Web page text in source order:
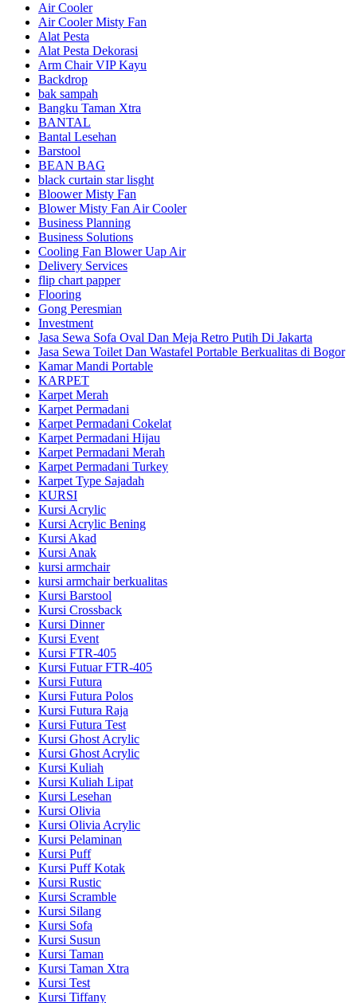
Air Cooler
Air Cooler Misty Fan
Alat Pesta
Alat Pesta Dekorasi
Arm Chair VIP Kayu
Backdrop
bak sampah
Bangku Taman Xtra
BANTAL
Bantal Lesehan
Barstool
BEAN BAG
black curtain star lisght
Bloower Misty Fan
Blower Misty Fan Air Cooler
Business Planning
Business Solutions
Cooling Fan Blower Uap Air
Delivery Services
flip chart papper
Flooring
Gong Peresmian
Investment
Jasa Sewa Sofa Oval Dan Meja Retro Putih Di Jakarta
Jasa Sewa Toilet Dan Wastafel Portable Berkualitas di Bogor
Kamar Mandi Portable
KARPET
Karpet Merah
Karpet Permadani
Karpet Permadani Cokelat
Karpet Permadani Hijau
Karpet Permadani Merah
Karpet Permadani Turkey
Karpet Type Sajadah
KURSI
Kursi Acrylic
Kursi Acrylic Bening
Kursi Akad
Kursi Anak
kursi armchair
kursi armchair berkualitas
Kursi Barstool
Kursi Crossback
Kursi Dinner
Kursi Event
Kursi FTR-405
Kursi Futuar FTR-405
Kursi Futura
Kursi Futura Polos
Kursi Futura Raja
Kursi Futura Test
Kursi Ghost Acrylic
Kursi Ghost Acrylic
Kursi Kuliah
Kursi Kuliah Lipat
Kursi Lesehan
Kursi Olivia
Kursi Olivia Acrylic
Kursi Pelaminan
Kursi Puff
Kursi Puff Kotak
Kursi Rustic
Kursi Scramble
Kursi Silang
Kursi Sofa
Kursi Susun
Kursi Taman
Kursi Taman Xtra
Kursi Test
Kursi Tiffany